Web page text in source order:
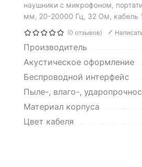
наушники с микрофоном,
мм, 20-20000 Гц, 32 Ом, кабель
(0 отзывов)
Производитель
Акустическое оформление
Беспроводной интерфейс
Пыле-, влаго-,
Материал корпуса
Цвет кабеля